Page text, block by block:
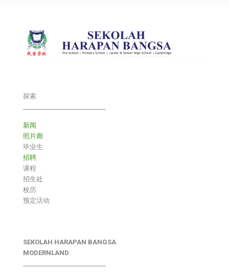
探索
新闻
照片廊
毕业生
招聘
课程
招生处
校历
预定活动
SEKOLAH HARAPAN BANGSA
MODERNLAND